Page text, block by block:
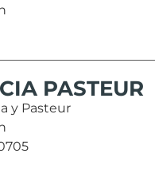
PASTEUR
y Pasteur